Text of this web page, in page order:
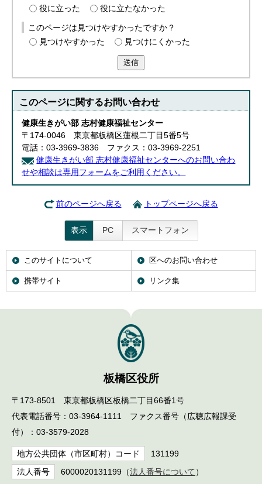
役に立った
役に立たなかった
このページは見つけやすかったですか？
見つけやすかった
見つけにくかった
送信
このページに関するお問い合わせ
健康生きがい部 志村健康福祉センター
〒174-0046 東京都板橋区蓮根二丁目5番5号
電話：03-3969-3836 ファクス：03-3969-2251
健康生きがい部 志村健康福祉センターへのお問い合わ
せや相談は専用フォームをご利用ください。
前のページへ戻る トップページへ戻る
表示 PC スマートフォン
このサイトについて 区へのお問い合わせ
携帯サイト リンク集
板橋区役所
〒173-8501 東京都板橋区板橋二丁目66番1号
代表電話番号：03-3964-1111 ファクス番号（広聴広報課受
付）：03-3579-2028
地方公共団体（市区町村）コード 131199
法人番号 6000020131199（法人番号について ）